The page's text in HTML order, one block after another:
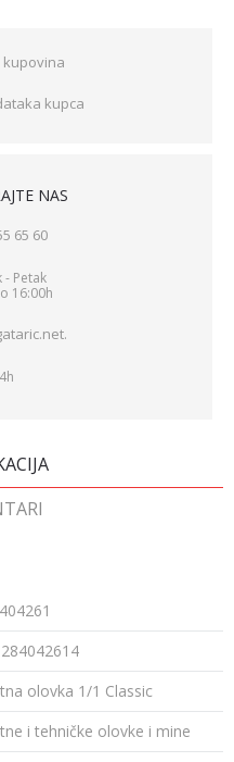
kupovina
kupca
NAS
65 60
- Petak
16:00h
olovka 1/1 Classic
i tehničke olovke i mine